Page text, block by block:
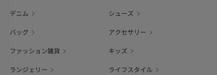
デニム シューズ
バッグ アクセサリー
ファッション雑貨 キッズ
ランジェリー ライフスタイル